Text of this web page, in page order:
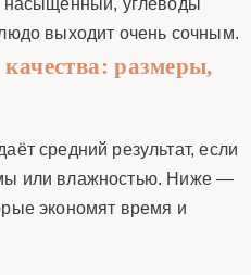
выходит очень сочным.
размеры,
средний результат, если
или влажностью. Ниже —
экономят время и